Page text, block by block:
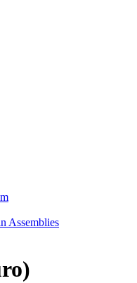
Assemblies